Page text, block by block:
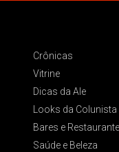
Crônicas
Vitrine
Dicas da Ale
Looks da Colunista
Bares e
Saúde e Beleza